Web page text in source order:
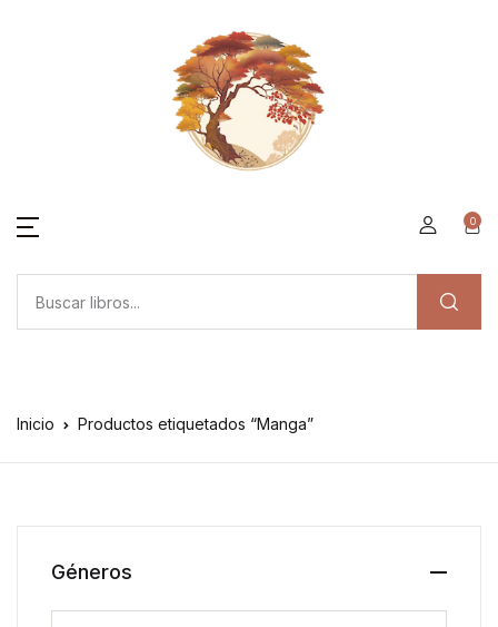
0
Inicio Productos etiquetados “Manga”
Géneros